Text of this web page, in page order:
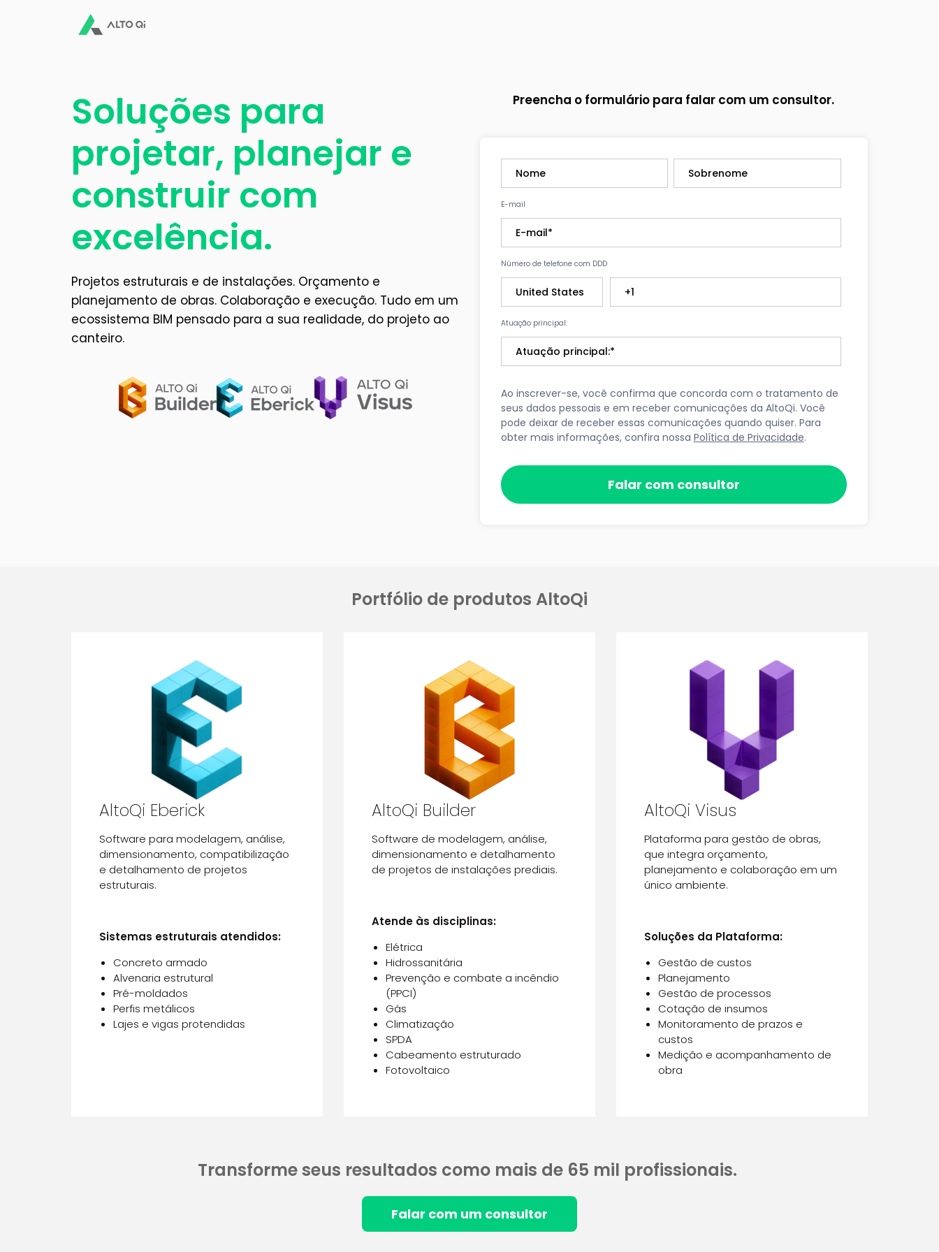
Soluções para
projetar, planejar e
construir com
excelência.
Projetos estruturais e de instalações. Orçamento e
planejamento de obras. Colaboração e execução. Tudo em um
ecossistema BIM pensado para a sua realidade, do projeto ao
canteiro.
Preencha o formulário para falar com um consultor.
E-mail
Número de telefone com DDD
Atuação principal:
Ao inscrever-se, você confirma que concorda com o tratamento de
seus dados pessoais e em receber comunicações da AltoQi. Você
pode deixar de receber essas comunicações quando quiser. Para
obter mais informações, confira nossa Política de Privacidade.
Portfólio de produtos AltoQi
AltoQi Eberick
Software para modelagem, análise,
dimensionamento, compatibilização
e detalhamento de projetos
estruturais.
Sistemas estruturais atendidos:
Concreto armado
Alvenaria estrutural
Pré-moldados
Perfis metálicos
Lajes e vigas protendidas
AltoQi Builder
Software de modelagem, análise,
dimensionamento e detalhamento
de projetos de instalações prediais.
Atende às disciplinas:
Elétrica
Hidrossanitária
Prevenção e combate a incêndio
(PPCI)
Gás
Climatização
SPDA
Cabeamento estruturado
Fotovoltaico
AltoQi Visus
Plataforma para gestão de obras,
que integra orçamento,
planejamento e colaboração em um
único ambiente.
Soluções da Plataforma:
Gestão de custos
Planejamento
Gestão de processos
Cotação de insumos
Monitoramento de prazos e
custos
Medição e acompanhamento de
obra
Transforme seus resultados como mais de 65 mil profissionais.
Falar com um consultor